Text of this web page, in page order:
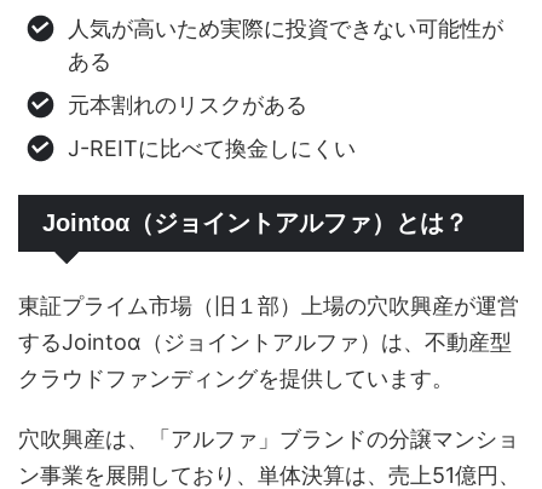
人気が高いため実際に投資できない可能性が
ある
元本割れのリスクがある
J-REITに比べて換金しにくい
Jointoα（ジョイントアルファ）とは？
東証プライム市場（旧１部）上場の穴吹興産が運営
するJointoα（ジョイントアルファ）は、不動産型
クラウドファンディングを提供しています。
穴吹興産は、「アルファ」ブランドの分譲マンショ
ン事業を展開しており、単体決算は、売上51億円、